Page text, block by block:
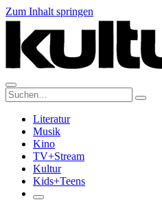
Zum Inhalt springen
Suche:
Literatur
Musik
Kino
TV+Stream
Kultur
Kids+Teens